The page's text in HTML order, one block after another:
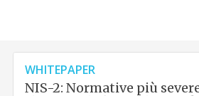
WHITEPAPER
NIS-2: Normative più